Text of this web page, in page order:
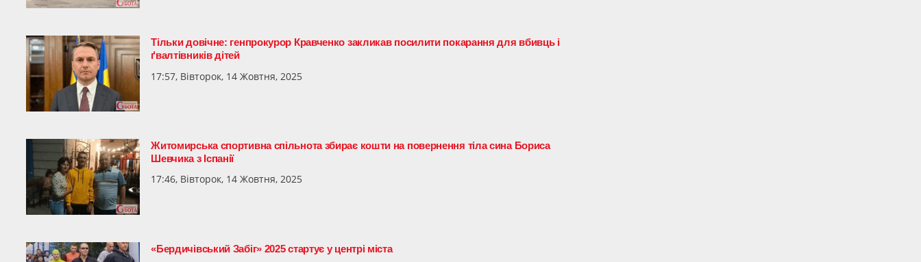
Тільки довічне: генпрокурор Кравченко закликав посилити покарання для вбивць і
ґвалтівників дітей
17:57, Вівторок, 14 Жовтня, 2025
Житомирська спортивна спільнота збирає кошти на повернення тіла сина Бориса
Шевчика з Іспанії
17:46, Вівторок, 14 Жовтня, 2025
«Бердичівський Забіг» 2025 стартує у центрі міста